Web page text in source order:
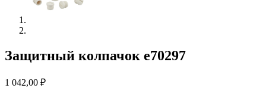
Защитный колпачок e70297
1 042,00 ₽